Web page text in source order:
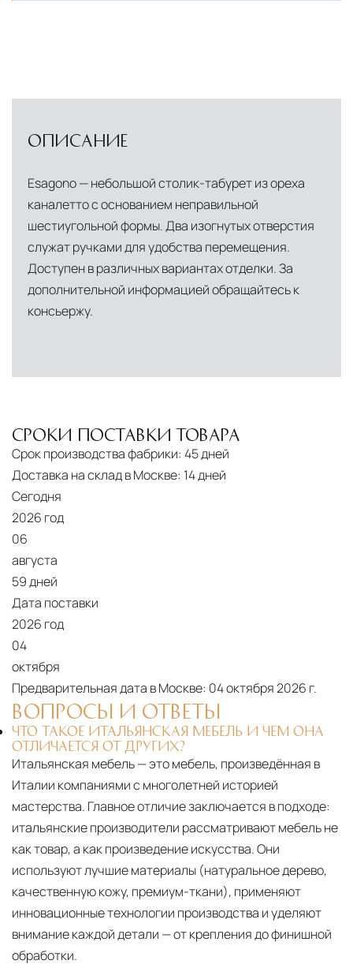
ОПИСАНИЕ
Esagono — небольшой столик-табурет из ореха
каналетто с основанием неправильной
шестиугольной формы. Два изогнутых отверстия
служат ручками для удобства перемещения.
Доступен в различных вариантах отделки. За
дополнительной информацией обращайтесь к
консьержу.
СРОКИ ПОСТАВКИ ТОВАРА
Срок производства фабрики: 45 дней
Доставка на склад в Москве: 14 дней
Сегодня
2026 год
06
августа
59 дней
Дата поставки
2026 год
04
октября
Предварительная дата в Москве: 04 октября 2026 г.
ВОПРОСЫ И ОТВЕТЫ
ЧТО ТАКОЕ ИТАЛЬЯНСКАЯ МЕБЕЛЬ И ЧЕМ ОНА
ОТЛИЧАЕТСЯ ОТ ДРУГИХ?
Итальянская мебель — это мебель, произведённая в
Италии компаниями с многолетней историей
мастерства. Главное отличие заключается в подходе:
итальянские производители рассматривают мебель не
как товар, а как произведение искусства. Они
используют лучшие материалы (натуральное дерево,
качественную кожу, премиум-ткани), применяют
инновационные технологии производства и уделяют
внимание каждой детали — от крепления до финишной
обработки.